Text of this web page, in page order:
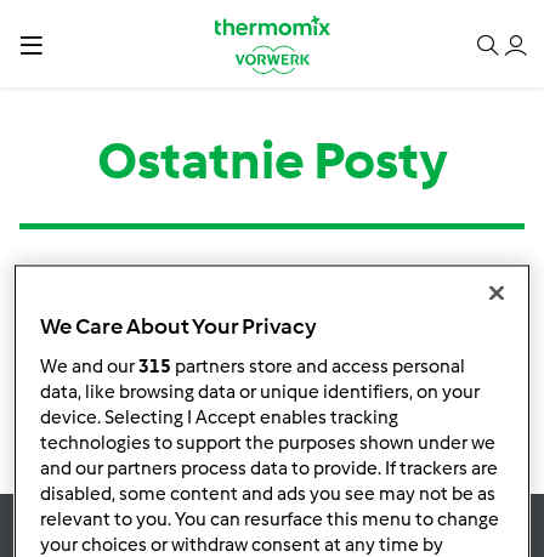
Ostatnie Posty
Ostatni post
Brak informacji o aktywnościach
We Care About Your Privacy
We and our315 partners store and access personal
data, like browsing data or unique identifiers, on your
device. Selecting I Accept enables tracking
technologies to support the purposes shown under we
and our partners process data to provide. If trackers are
disabled, some content and ads you see may not be as
relevant to you. You can resurface this menu to change
your choices or withdraw consent at any time by